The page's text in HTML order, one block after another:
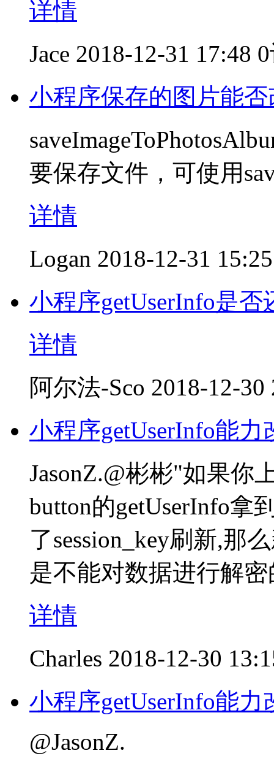
详情
Jace 2018-12-31 17:48
小程序保存的图片能
要保存文件，可使用
详情
Logan 2018-12-31 15:25
小程序getUserInfo是
详情
阿尔法-Sco 2018-12-30
小程序getUserInfo能力
JasonZ.@彬彬"如果你
button的getUserInfo拿
了session_key刷新,那
是不能对数据进行解
详情
Charles 2018-12-30
小程序getUserInfo能力
@JasonZ.